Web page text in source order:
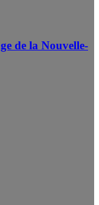
de la Nouvelle-